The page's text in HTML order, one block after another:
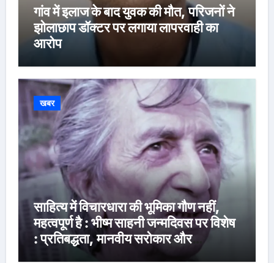
गांव में इलाज के बाद युवक की मौत, परिजनों ने
झोलाछाप डॉक्टर पर लगाया लापरवाही का
आरोप
खबर
साहित्य में विचारधारा की भूमिका गौण नहीं,
महत्वपूर्ण है : भीष्म साहनी जन्मदिवस पर विशेष
: प्रतिबद्धता, मानवीय सरोकार और
रचनात्मक स्वतंत्रता के साहित्यकार